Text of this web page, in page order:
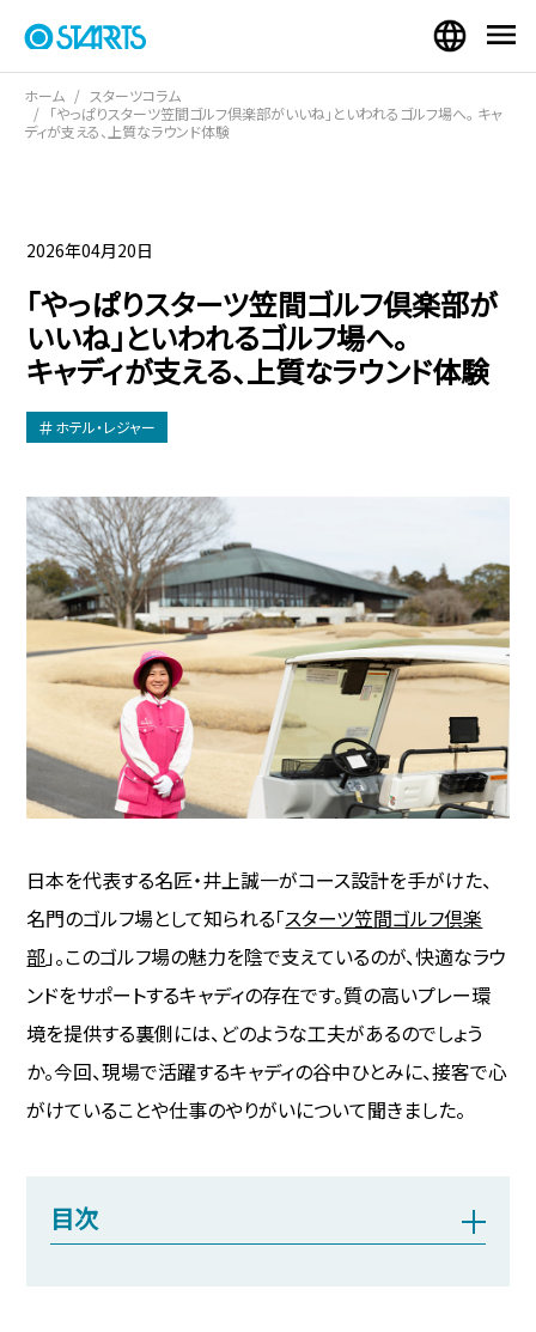
ホーム
スターツコラム
「やっぱりスターツ笠間ゴルフ倶楽部がいいね」といわれるゴルフ場へ。 キャ
ディが支える、上質なラウンド体験
2026年04月20日
「やっぱりスターツ笠間ゴルフ倶楽部が
いいね」といわれるゴルフ場へ。
キャディが支える、上質なラウンド体験
ホテル・レジャー
日本を代表する名匠・井上誠一がコース設計を手がけた、
名門のゴルフ場として知られる「スターツ笠間ゴルフ倶楽
部」。このゴルフ場の魅力を陰で支えているのが、快適なラウ
ンドをサポートするキャディの存在です。質の高いプレー環
境を提供する裏側には、どのような工夫があるのでしょう
か。今回、現場で活躍するキャディの谷中ひとみに、接客で心
がけていることや仕事のやりがいについて聞きました。
目次